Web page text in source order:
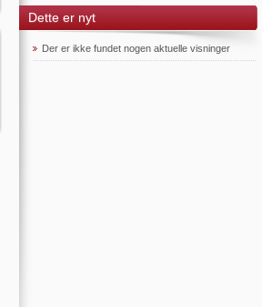
Dette er nyt
Der er ikke fundet nogen aktuelle visninger